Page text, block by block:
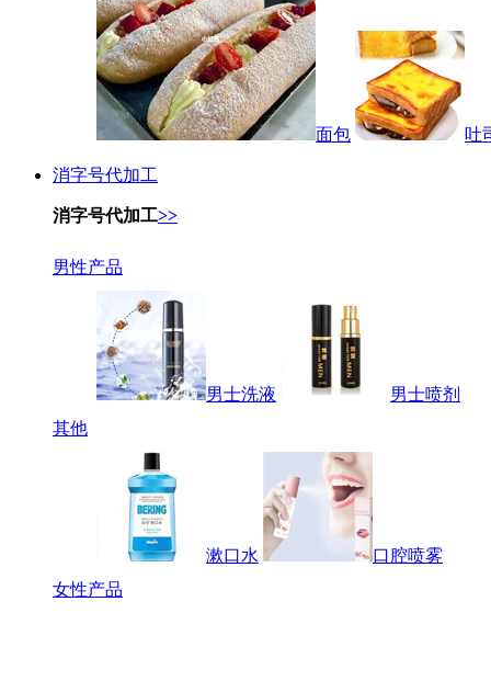
面包 吐
消字号代加工
消字号代加工>>
男性产品
男士洗液
男士喷剂
其他
漱口水
口腔喷雾
女性产品